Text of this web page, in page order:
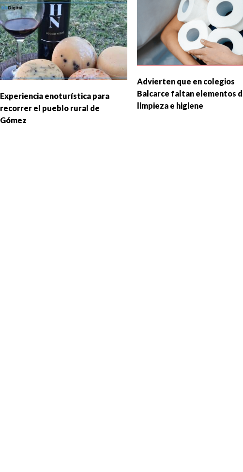
Experiencia enoturística para
recorrer el pueblo rural de
Gómez
Advierten que en colegios
Balcarce faltan elementos
limpieza e higiene